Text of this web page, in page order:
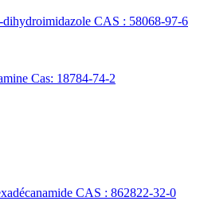
CAS : 58068-97-6
Cas: 18784-74-2
CAS : 862822-32-0